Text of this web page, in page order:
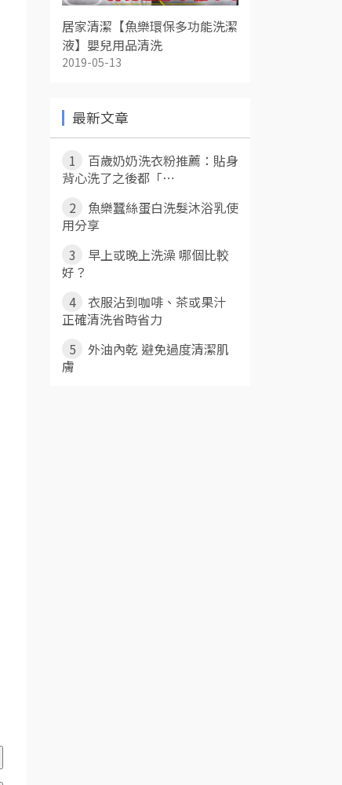
居家清潔【魚樂環保多功能洗潔
液】嬰兒用品清洗
2019-05-13
最新文章
1
百歲奶奶洗衣粉推薦：貼身
背心洗了之後都「⋯
2
魚樂蠶絲蛋白洗髮沐浴乳使
用分享
3
早上或晚上洗澡 哪個比較
好？
4
衣服沾到咖啡、茶或果汁
正確清洗省時省力
5
外油內乾 避免過度清潔肌
膚